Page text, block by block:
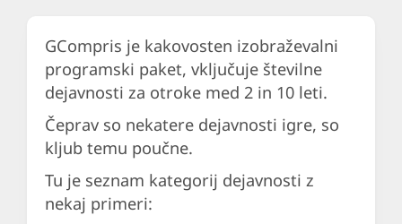
GCompris je kakovosten izobraževalni
programski paket, vključuje številne
dejavnosti za otroke med 2 in 10 leti.
Čeprav so nekatere dejavnosti igre, so
kljub temu poučne.
Tu je seznam kategorij dejavnosti z
nekaj primeri: